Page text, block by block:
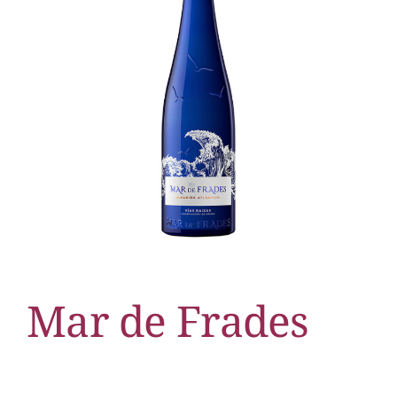
Mar de Frades